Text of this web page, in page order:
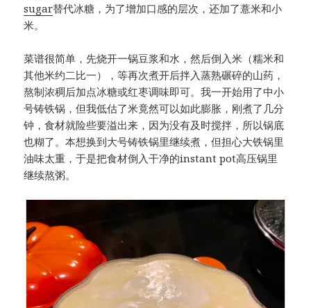
sugar替代冰糖，为了增加口感的层次，还加了薏米和小
米。
菜谱很简单，先烧开一锅豆浆和水，然后倒入米（糯米和
其他米约二比一），等再次煮开后拌入蒸熟碾碎的山药，
熬制浓稠后加点冰糖或红枣调味即可。我一开始用了中小
号铸铁锅，但我低估了米竟然可以如此膨胀，刚煮了几分
钟，食材就险些要溢出来，因为没有及时搅拌，所以锅底
也糊了。本想换到大号铸铁锅里继续煮，但担心大铁锅里
油味太重，于是把食材倒入干净的instant pot高压锅里
继续熬粥。